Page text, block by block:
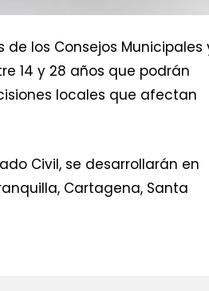
de los Consejos Municipales
14 y 28 años que podrán
locales que afectan
Civil, se desarrollarán en
Cartagena, Santa